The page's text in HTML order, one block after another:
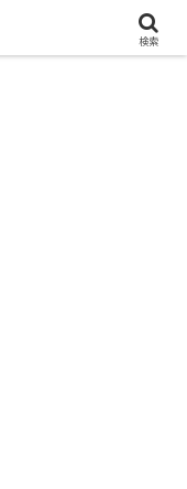
ス数4000万PV）
検索